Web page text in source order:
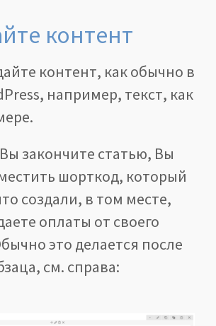
контент
контент, как обычно в
например, текст, как
закончите статью, Вы
шорткод, который
создали, в том месте,
оплаты от своего
это делается после
см. справа: